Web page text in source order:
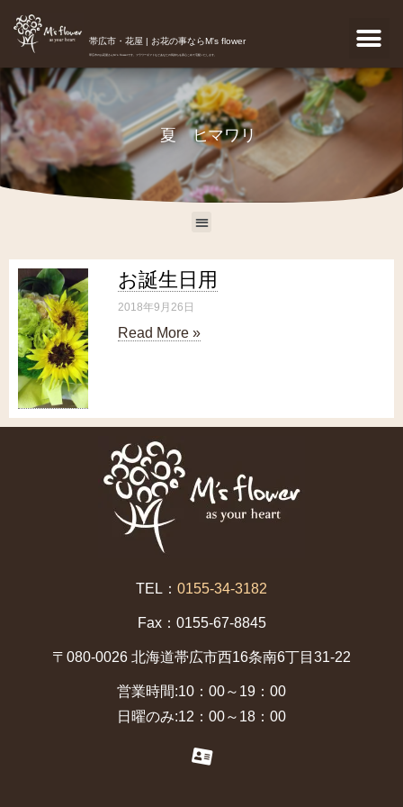
帯広市・花屋 | お花の事ならM's flower
帯広市のお花屋さんM's flowerです。フラワーギフトなどあなたの気持ちを真心こめて宅配いたします。
夏 ヒマワリ
お誕生日用
2018年9月26日
Read More »
TEL： 0155-34-3182
Fax：0155-67-8845
〒080-0026 北海道帯広市西16条南6丁目31-22
営業時間:10：00～19：00
日曜のみ:12：00～18：00